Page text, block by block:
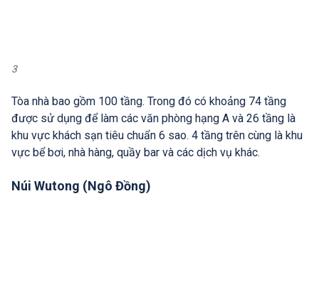
3
Tòa nhà bao gồm 100 tầng. Trong đó có khoảng 74 tầng
được sử dụng để làm các văn phòng hạng A và 26 tầng là
khu vực khách sạn tiêu chuẩn 6 sao. 4 tầng trên cùng là khu
vực bể bơi, nhà hàng, quầy bar và các dịch vụ khác.
Núi Wutong (Ngô Đồng)